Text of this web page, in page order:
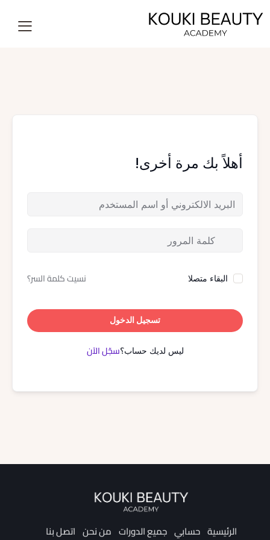
أهلاً بك مرة أخرى!
البقاء متصلا نسيت كلمة السر؟
تسجيل الدخول
ليس لديك حساب؟سجّل الآن
الرئيسية حسابي جميع الدورات من نحن اتصل بنا